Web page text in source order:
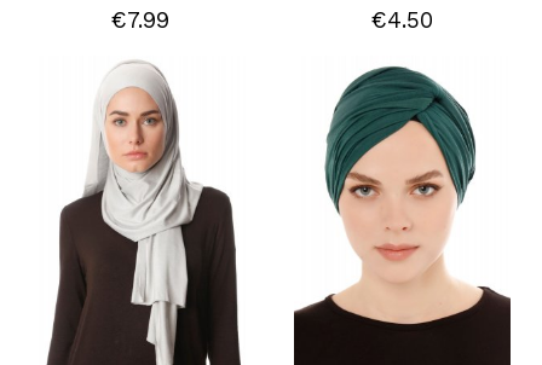
€7.99 €4.50